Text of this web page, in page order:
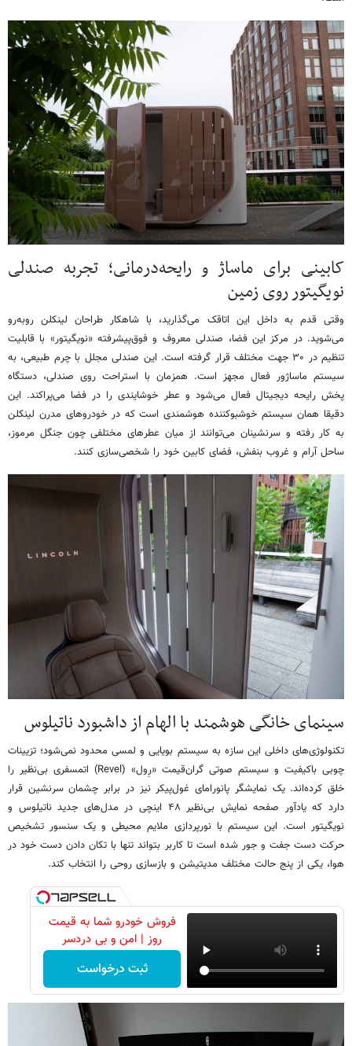
کابینی برای ماساژ و رایحه‌درمانی؛ تجربه صندلی
نویگیتور روی زمین
وقتی قدم به داخل این اتاقک می‌گذارید، با شاهکار طراحان لینکلن روبه‌رو
می‌شوید. در مرکز این فضا، صندلی معروف و فوق‌پیشرفته «نویگیتور» با قابلیت
تنظیم در ۳۰ جهت مختلف قرار گرفته است. این صندلی مجلل با چرم طبیعی، به
سیستم ماساژور فعال مجهز است. همزمان با استراحت روی صندلی، دستگاه
پخش رایحه دیجیتال فعال می‌شود و عطر خوشایندی را در فضا می‌پراکند. این
دقیقا همان سیستم خوشبوکننده هوشمندی است که در خودروهای مدرن لینکلن
به کار رفته و سرنشینان می‌توانند از میان عطرهای مختلفی چون جنگل مرموز،
ساحل آرام و غروب بنفش، فضای کابین خود را شخصی‌سازی کنند.
سینمای خانگی هوشمند با الهام از داشبورد ناتیلوس
تکنولوژی‌های داخلی این سازه به سیستم بویایی و لمسی محدود نمی‌شود؛ تزیینات
چوبی باکیفیت و سیستم صوتی گران‌قیمت «رِول» (Revel) اتمسفری بی‌نظیر را
خلق کرده‌اند. یک نمایشگر پانورامای غول‌پیکر نیز در برابر چشمان سرنشین قرار
دارد که یادآور صفحه نمایش بی‌نظیر ۴۸ اینچی در مدل‌های جدید ناتیلوس و
نویگیتور است. این سیستم با نورپردازی ملایم محیطی و یک سنسور تشخیص
حرکت دست جفت‌ و جور شده است تا کاربر بتواند تنها با تکان دادن دست خود در
هوا، یکی از پنج حالت مختلف مدیتیشن و بازسازی روحی را انتخاب کند.
فروش خودرو شما به قیمت
روز | امن و بی دردسر
ثبت درخواست